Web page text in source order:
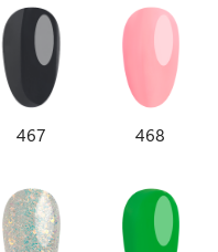
467 468